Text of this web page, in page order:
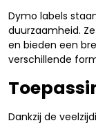
Dymo labels
duurzaamheid.
en bieden een
verschillende
Dankzij de